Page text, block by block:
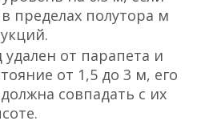
пределах полутора м
от парапета и
от 1,5 до 3 м, его
совпадать с их